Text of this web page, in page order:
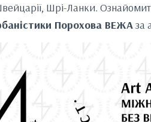
Швейцарії, Шрі-Ланки.
Порохова ВЕЖАза